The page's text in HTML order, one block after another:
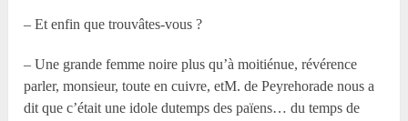
– Et enfin que trouvâtes-vous ?
– Une grande femme noire plus qu’à moitiénue, révérence
parler, monsieur, toute en cuivre, etM. de Peyrehorade nous a
dit que c’était une idole dutemps des païens… du temps de